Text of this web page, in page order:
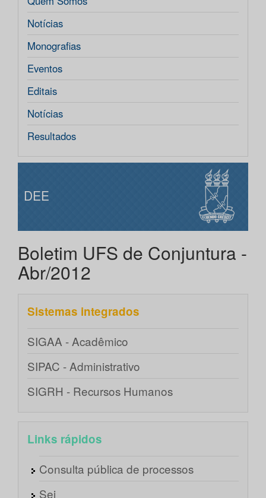
Notícias
Monografias
Eventos
Editais
Notícias
Resultados
DEE
Boletim UFS de Conjuntura -
Abr/2012
Sistemas integrados
SIGAA - Acadêmico
SIPAC - Administrativo
SIGRH - Recursos Humanos
Links rápidos
Consulta pública de processos
Sei